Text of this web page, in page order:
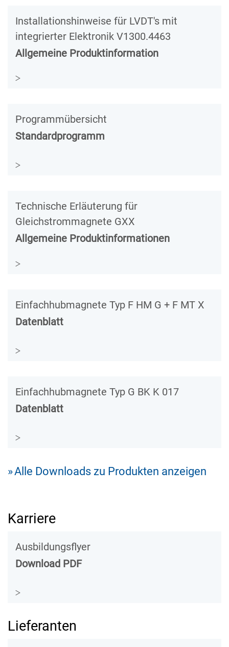
Installationshinweise für LVDT's mit
integrierter Elektronik V1300.4463
Allgemeine Produktinformation
Programmübersicht
Standardprogramm
Technische Erläuterung für
Gleichstrommagnete GXX
Allgemeine Produktinformationen
Einfachhubmagnete Typ F HM G + F MT X
Datenblatt
Einfachhubmagnete Typ G BK K 017
Datenblatt
Alle Downloads zu Produkten anzeigen
Karriere
Ausbildungsflyer
Download PDF
Lieferanten